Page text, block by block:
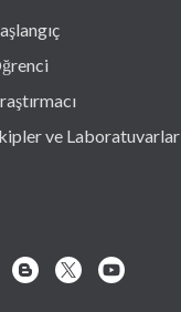
ve Laboratuvarlar